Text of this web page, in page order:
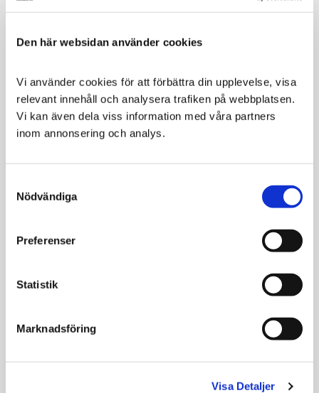
Den här websidan använder cookies
Vi använder cookies för att förbättra din upplevelse, visa
relevant innehåll och analysera trafiken på webbplatsen.
Vi kan även dela viss information med våra partners
inom annonsering och analys.
Selection
Nödvändiga
Preferenser
Statistik
Marknadsföring
Visa Detaljer
96% av hundarna minskade i vikt på 2 månader i
viktminskningsprogrammet
Kliniskt bevisad att motverka viktuppgång efter
ett viktminskningprogram Fråga din veterinär för
närmare information och rekommendation om
vad som är bäst för din hund.
´s är säkra på att din